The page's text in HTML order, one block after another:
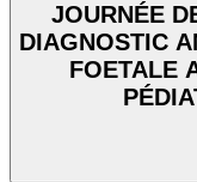
JOURNÉE
DIAGNOSTIC
FOETALE